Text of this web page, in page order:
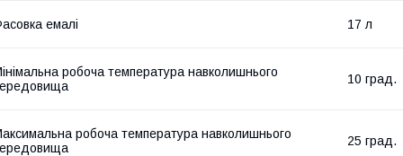
емалі 17 л
робоча температура навколишнього
10 град.
робоча температура навколишнього
25 град.